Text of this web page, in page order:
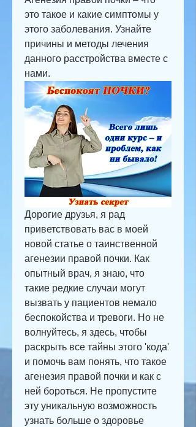
это такое и какие симптомы у
этого заболевания. Узнайте
причины и методы лечения
данного расстройства вместе с
нами.
Дорогие друзья, я рад
приветствовать вас в моей
новой статье о таинственной
агенезии правой почки. Как
опытный врач, я знаю, что
такие редкие случаи могут
вызвать у пациентов немало
беспокойства и тревоги. Но не
волнуйтесь, я здесь, чтобы
раскрыть все тайны этого 'кода'
и помочь вам понять, что такое
агенезия правой почки и как с
ней бороться. Не пропустите
эту уникальную возможность
узнать больше о здоровье